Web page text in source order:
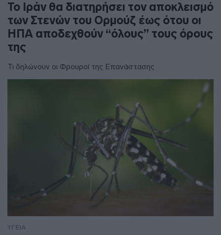
To Ιράν θα διατηρήσει τον αποκλεισμό
των Στενών του Ορμούζ έως ότου οι
ΗΠΑ αποδεχθούν “όλους” τους όρους
της
Τι δηλώνουν οι Φρουροί της Επανάστασης
ΥΓΕΙΑ